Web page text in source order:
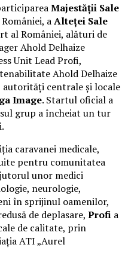
Majestății Sale
aAlteței Sale
al României, alături de
Ahold Delhaize
Unit Lead Profi,
Ahold Delhaize
autorități centrale și locale
Image. Startul oficial a
grup a încheiat un tur
caravanei medicale,
pentru comunitatea
unor medici
neurologie,
în sprijinul oamenilor,
de deplasare, Profi a
de calitate, prin
ATI „Aurel